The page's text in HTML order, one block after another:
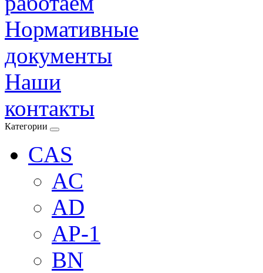
Нормативные
документы
Наши
контакты
Категории
CAS
AC
AD
AP-1
BN